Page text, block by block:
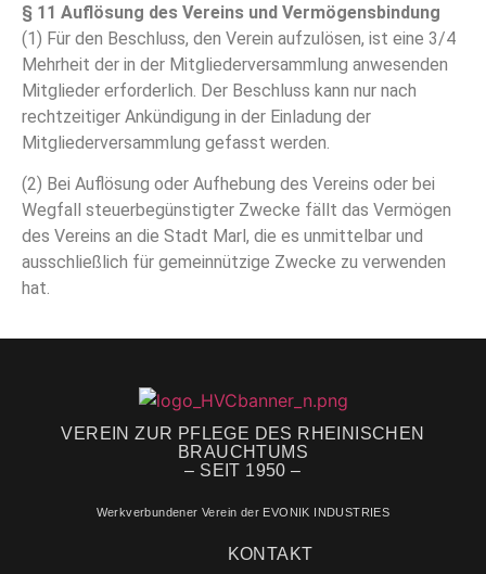
§ 11 Auflösung des Vereins und Vermögensbindung
(1) Für den Beschluss, den Verein aufzulösen, ist eine 3/4
Mehrheit der in der Mitgliederversammlung anwesenden
Mitglieder erforderlich. Der Beschluss kann nur nach
rechtzeitiger Ankündigung in der Einladung der
Mitgliederversammlung gefasst werden.
(2) Bei Auflösung oder Aufhebung des Vereins oder bei
Wegfall steuerbegünstigter Zwecke fällt das Vermögen
des Vereins an die Stadt Marl, die es unmittelbar und
ausschließlich für gemeinnützige Zwecke zu verwenden
hat.
VEREIN ZUR PFLEGE DES RHEINISCHEN
BRAUCHTUMS
– SEIT 1950 –
Werkverbundener Verein der EVONIK INDUSTRIES
KONTAKT